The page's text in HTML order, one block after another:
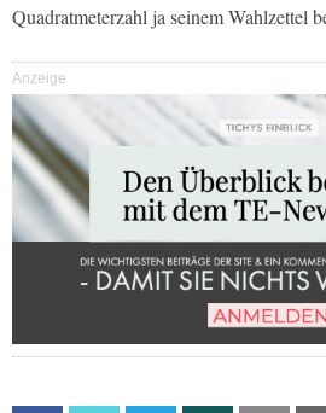
Quadratmeterzahl ja seinem Wahlzettel
Anzeige